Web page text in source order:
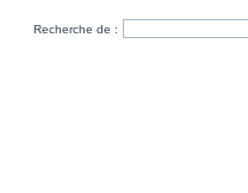
Recherche de :